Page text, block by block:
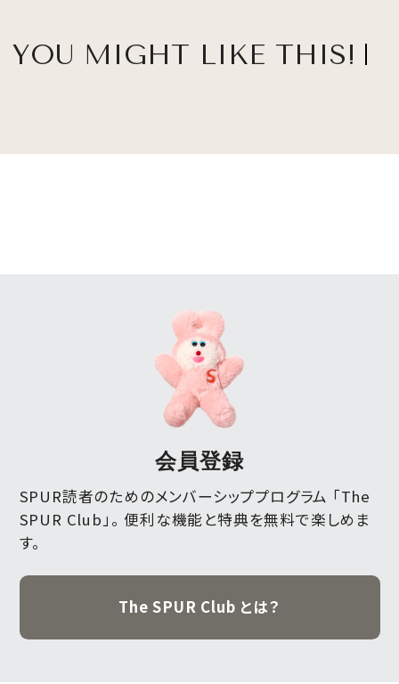
YOU MIGHT LIKE THIS!
会員登録
SPUR読者のためのメンバーシッププログラム 「The
SPUR Club」。 便利な機能と特典を無料で楽しめま
す。
The SPUR Club とは？